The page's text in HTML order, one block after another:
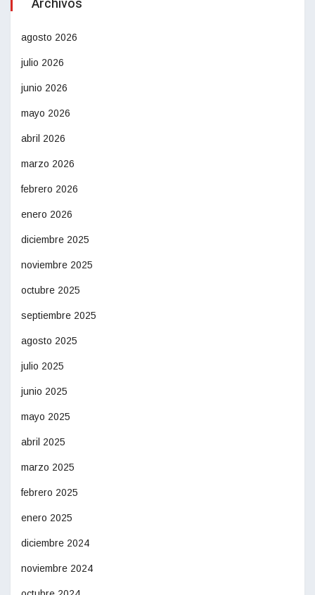
agosto 2026
julio 2026
junio 2026
mayo 2026
abril 2026
marzo 2026
febrero 2026
enero 2026
diciembre 2025
noviembre 2025
octubre 2025
septiembre 2025
agosto 2025
julio 2025
junio 2025
mayo 2025
abril 2025
marzo 2025
febrero 2025
enero 2025
diciembre 2024
noviembre 2024